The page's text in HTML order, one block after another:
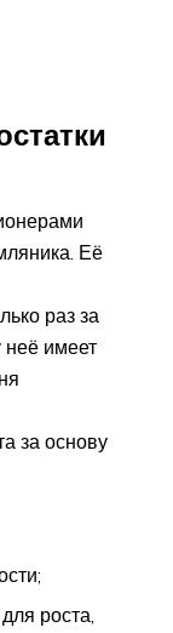
Её
раз за
неё имеет
за основу
роста,